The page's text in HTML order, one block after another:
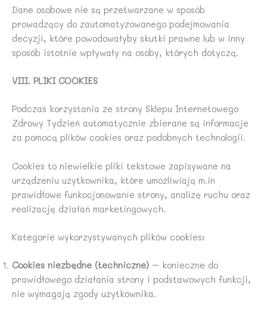
Dane osobowe nie są przetwarzane w sposób
prowadzący do zautomatyzowanego podejmowania
decyzji, które powodowałyby skutki prawne lub w inny
sposób istotnie wpływały na osoby, których dotyczą.
VIII. PLIKI COOKIES
Podczas korzystania ze strony Sklepu Internetowego
Zdrowy Tydzień automatycznie zbierane są informacje
za pomocą plików cookies oraz podobnych technologii.
Cookies to niewielkie pliki tekstowe zapisywane na
urządzeniu użytkownika, które umożliwiają m.in
prawidłowe funkocjonowanie strony, analizę ruchu oraz
realizację działań marketingowych.
Kategorie wykorzystywanych plików cookies:
Cookies niezbędne (techniczne) – konieczne do
prawidłowego działania strony i podstawowych funkcji,
nie wymagają zgody użytkownika.